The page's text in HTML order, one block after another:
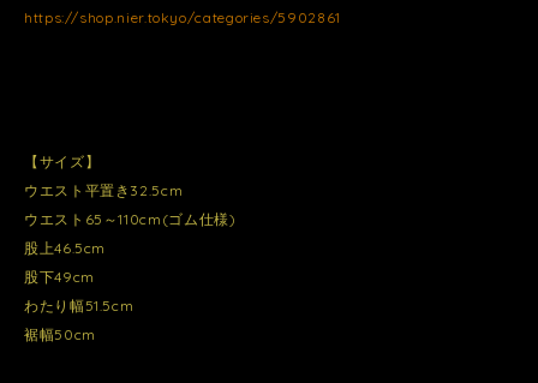
https://shop.nier.tokyo/categories/5902861
【サイズ】
ウエスト平置き32.5cm
ウエスト65～110cm(ゴム仕様)
股上46.5cm
股下49cm
わたり幅51.5cm
裾幅50cm